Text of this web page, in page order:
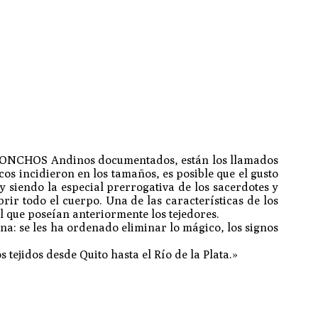
Andinos documentados, están los llamados
incidieron en los tamaños, es posible que el gusto
siendo la especial prerrogativa de los sacerdotes y
todo el cuerpo. Una de las características de los
poseían anteriormente los tejedores.
se les ha ordenado eliminar lo mágico, los signos
desde Quito hasta el Río de la Plata.»